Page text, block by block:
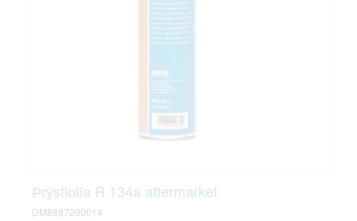
Þrýstiolía R 134a aftermarket
DM8887200014